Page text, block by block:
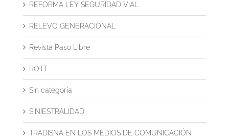
REFORMA LEY SEGURIDAD VIAL
RELEVO GENERACIONAL
Revista Paso Libre
ROTT
Sin categoría
SINIESTRALIDAD
TRADISNA EN LOS MEDIOS DE COMUNICACIÓN